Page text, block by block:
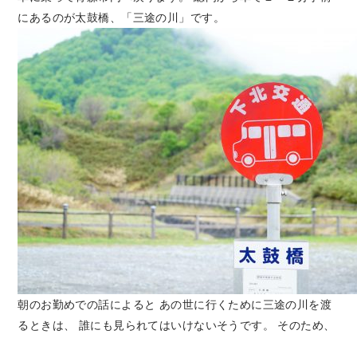
にあるのが太鼓橋、「三途の川」です。
朝のお勤めでの話によると あの世に行くために三途の川を渡
るときは、 誰にも見られてはいけないそうです。 そのため、